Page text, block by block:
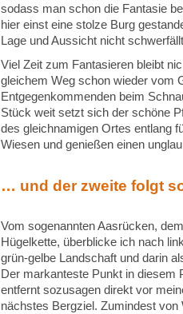
sodass man schon die Fantasie
hier einst eine stolze Burg
Lage und Aussicht nicht
Viel Zeit zum Fantasieren bleibt
gleichem Weg schon wieder vom
Entgegenkommenden beim
Stück weit setzt sich der schöne
des gleichnamigen Ortes entlang
Wiesen und genießen einen
… und der zweite folgt
Vom sogenannten Aasrücken,
Hügelkette, überblicke ich nach
grün-gelbe Landschaft und darin
Der markanteste Punkt in diesem
entfernt sozusagen direkt vor
nächstes Bergziel. Zumindest